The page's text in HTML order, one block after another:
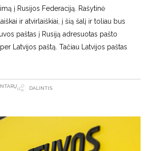
į Rusijos Federaciją. Rašytinė
ir atvirlaiškiai, į šią šalį ir toliau bus
paštas į Rusiją adresuotas pašto
Latvijos paštą. Tačiau Latvijos paštas
DALINTIS